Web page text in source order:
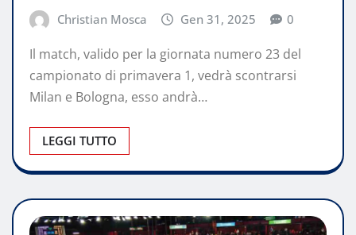
Christian Mosca Gen 31, 2025 0
Il match, valido per la giornata numero 23 del
campionato di primavera 1, vedrà scontrarsi
Milan e Bologna, esso andrà…
LEGGI TUTTO